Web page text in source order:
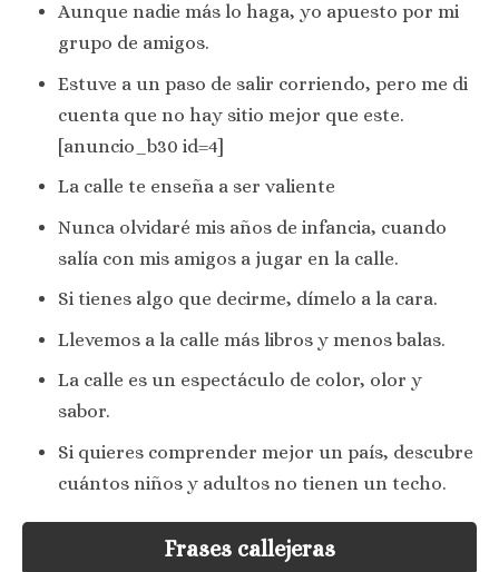
Aunque nadie más lo haga, yo apuesto por mi
grupo de amigos.
Estuve a un paso de salir corriendo, pero me di
cuenta que no hay sitio mejor que este.
[anuncio_b30 id=4]
La calle te enseña a ser valiente
Nunca olvidaré mis años de infancia, cuando
salía con mis amigos a jugar en la calle.
Si tienes algo que decirme, dímelo a la cara.
Llevemos a la calle más libros y menos balas.
La calle es un espectáculo de color, olor y
sabor.
Si quieres comprender mejor un país, descubre
cuántos niños y adultos no tienen un techo.
Frases callejeras